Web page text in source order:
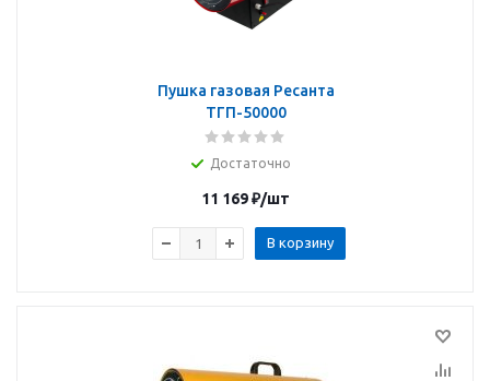
Пушка газовая Ресанта
ТГП-50000
Достаточно
11 169₽/шт
В корзину